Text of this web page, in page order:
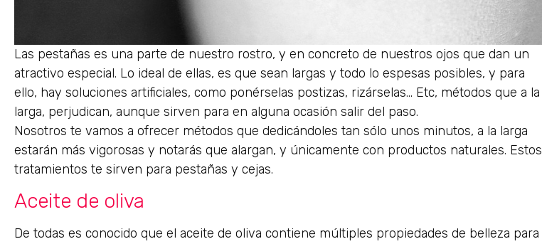
Las pestañas es una parte de nuestro rostro, y en concreto de nuestros ojos que dan un
atractivo especial. Lo ideal de ellas, es que sean largas y todo lo espesas posibles, y para
ello, hay soluciones artificiales, como ponérselas postizas, rizárselas… Etc, métodos que a la
larga, perjudican, aunque sirven para en alguna ocasión salir del paso.
Nosotros te vamos a ofrecer métodos que dedicándoles tan sólo unos minutos, a la larga
estarán más vigorosas y notarás que alargan, y únicamente con productos naturales. Estos
tratamientos te sirven para pestañas y cejas.
Aceite de oliva
De todas es conocido que el aceite de oliva contiene múltiples propiedades de belleza para